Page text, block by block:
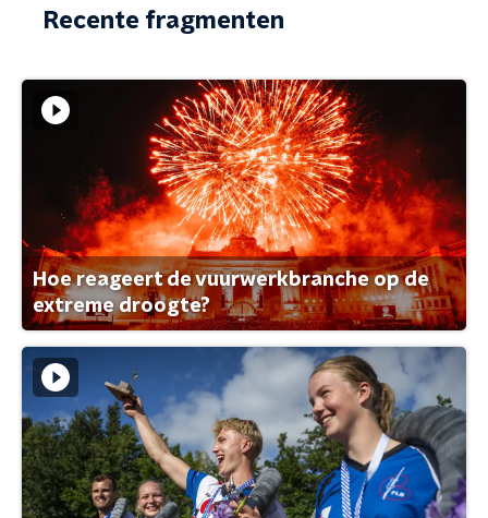
Recente fragmenten
Hoe reageert de vuurwerkbranche op de
extreme droogte?